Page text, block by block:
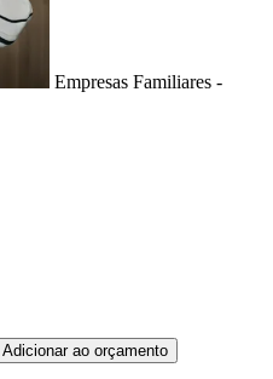
Empresas Familiares -
Adicionar ao orçamento